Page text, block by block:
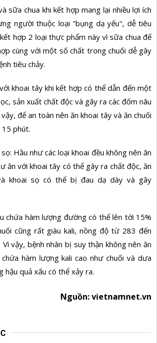
sữa chua khi kết hợp mang lại nhiều lợi ích
người thuộc loại "bụng dạ yếu", dễ tiêu
hợp 2 loại thực phẩm này vì sữa chua để
cùng với một số chất trong chuối dễ gây
tiêu chảy.
khoai tây khi kết hợp có thể dẫn đến một
sản xuất chất độc và gây ra các đốm nâu
để an toàn nên ăn khoai tây và ăn chuối
15 phút.
Hầu như các loại khoai đều không nên ăn
ăn với khoai tây có thể gây ra chất độc, ăn
khoai sọ có thể bị đau dạ dày và gây
chứa hàm lượng đường có thể lên tới 15%
cũng rất giàu kali, nồng độ từ 283 đến
vậy, bệnh nhân bị suy thận không nên ăn
hàm lượng kali cao như chuối và dưa
hậu quả xấu có thể xảy ra.
Nguồn: vietnamnet.vn